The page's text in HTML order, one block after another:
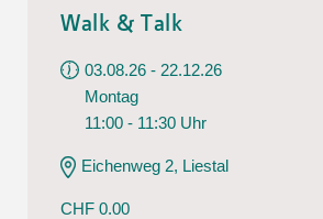
Walk & Talk
03.08.26 - 22.12.26
Montag
11:00 - 11:30 Uhr
Eichenweg 2, Liestal
CHF 0.00